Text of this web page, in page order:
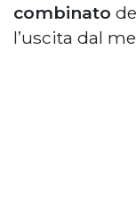
combinato
l’uscita dal